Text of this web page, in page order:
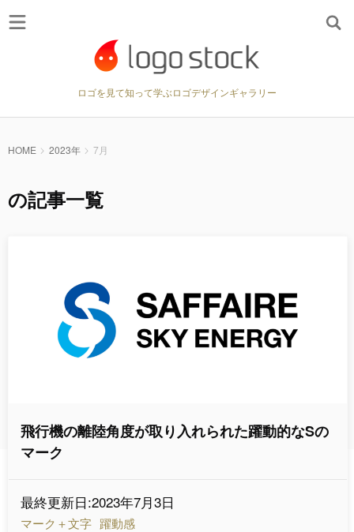
ロゴを見て知って学ぶロゴデザインギャラリー
HOME 2023年 7月
の記事一覧
飛行機の離陸角度が取り入れられた躍動的なSの
マーク
最終更新日:2023年7月3日
マーク＋文字 躍動感